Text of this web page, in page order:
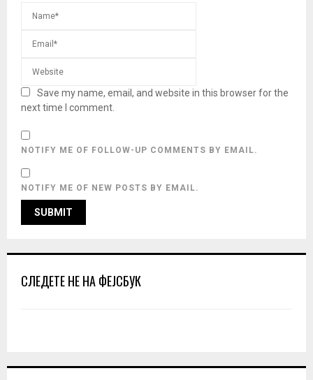
Save my name, email, and website in this browser for the
next time I comment.
NOTIFY ME OF FOLLOW-UP COMMENTS BY EMAIL.
NOTIFY ME OF NEW POSTS BY EMAIL.
СЛЕДЕТЕ НЕ НА ФЕЈСБУК